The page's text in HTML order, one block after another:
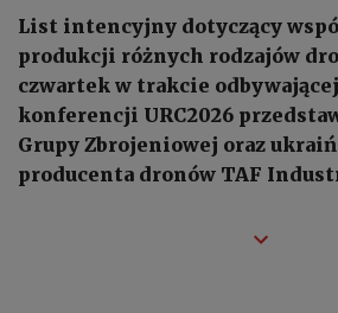
List intencyjny dotyczący
produkcji różnych rodzajów
czwartek w trakcie
konferencji URC2026
Grupy Zbrojeniowej oraz
producenta dronów TAF